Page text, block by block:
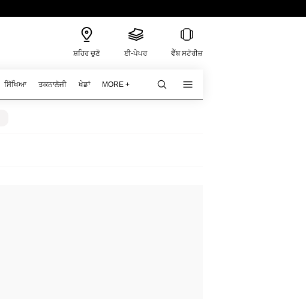
ਸ਼ਹਿਰ ਚੁਣੋ ਈ-ਪੇਪਰ ਵੈੱਬ ਸਟੋਰੀਜ਼
ਸਿੱਖਿਆ ਤਕਨਾਲੋਜੀ ਖੇਡਾਂ MORE +